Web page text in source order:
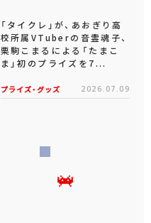
「タイクレ」が、あおぎり高
校所属VTuberの音霊魂子、
栗駒こまるによる「たまこ
ま」初のプライズを7...
プライズ・グッズ 2026.07.09